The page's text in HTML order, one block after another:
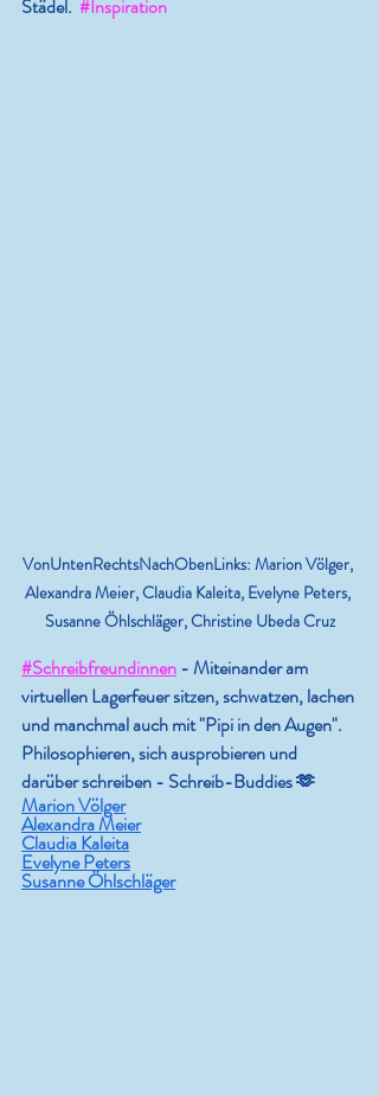
Städel. #Inspiration
VonUntenRechtsNachObenLinks: Marion Völger,
Alexandra Meier, Claudia Kaleita, Evelyne Peters,
Susanne Öhlschläger, Christine Ubeda Cruz
#Schreibfreundinnen - Miteinander am
virtuellen Lagerfeuer sitzen, schwatzen, lachen
und manchmal auch mit "Pipi in den Augen".
Philosophieren, sich ausprobieren und
darüber schreiben - Schreib-Buddies 🫶
Marion Völger
Alexandra Meier
Claudia Kaleita
Evelyne Peters
Susanne Öhlschläger